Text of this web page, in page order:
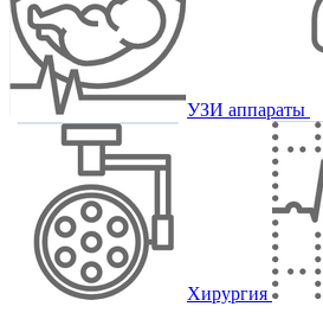
УЗИ аппараты
Хирургия